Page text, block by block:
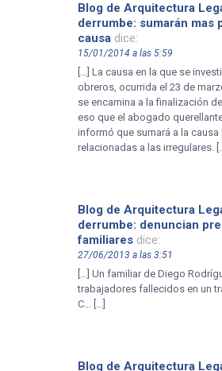
Blog de Arquitectura
derrumbe: sumarán mas
causa dice:
15/01/2014 a las 5:59
[…] La causa en la que se
obreros, ocurrida el 23 de
se encamina a la finalización
eso que el abogado
informó que sumará a la
relacionadas a las irregulares.
Blog de Arquitectura
derrumbe: denuncian
familiares dice:
27/06/2013 a las 3:51
[…] Un familiar de Diego
trabajadores fallecidos en un
C… […]
Blog de Arquitectura